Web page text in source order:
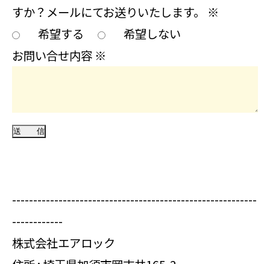
すか？メールにてお送りいたします。 ※
希望する
希望しない
お問い合せ内容 ※
----------------------------------------------------------
------------
株式会社エアロック